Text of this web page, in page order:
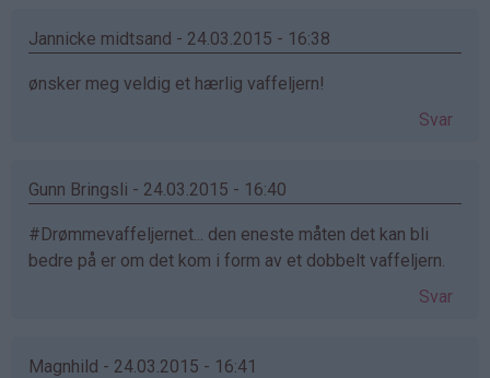
Jannicke midtsand - 24.03.2015 - 16:38
ønsker meg veldig et hærlig vaffeljern!
Svar
Gunn Bringsli - 24.03.2015 - 16:40
#Drømmevaffeljernet... den eneste måten det kan bli
bedre på er om det kom i form av et dobbelt vaffeljern.
Svar
Magnhild - 24.03.2015 - 16:41